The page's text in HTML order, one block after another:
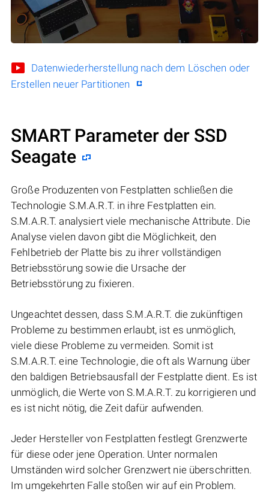
Datenwiederherstellung nach dem Löschen oder
Erstellen neuer Partitionen
SMART Parameter der SSD
Seagate
Große Produzenten von Festplatten schließen die
Technologie S.M.A.R.T. in ihre Festplatten ein.
S.M.A.R.T. analysiert viele mechanische Attribute. Die
Analyse vielen davon gibt die Möglichkeit, den
Fehlbetrieb der Platte bis zu ihrer vollständigen
Betriebsstörung sowie die Ursache der
Betriebsstörung zu fixieren.
Ungeachtet dessen, dass S.M.A.R.T. die zukünftigen
Probleme zu bestimmen erlaubt, ist es unmöglich,
viele diese Probleme zu vermeiden. Somit ist
S.M.A.R.T. eine Technologie, die oft als Warnung über
den baldigen Betriebsausfall der Festplatte dient. Es ist
unmöglich, die Werte von S.M.A.R.T. zu korrigieren und
es ist nicht nötig, die Zeit dafür aufwenden.
Jeder Hersteller von Festplatten festlegt Grenzwerte
für diese oder jene Operation. Unter normalen
Umständen wird solcher Grenzwert nie überschritten.
Im umgekehrten Falle stoßen wir auf ein Problem.